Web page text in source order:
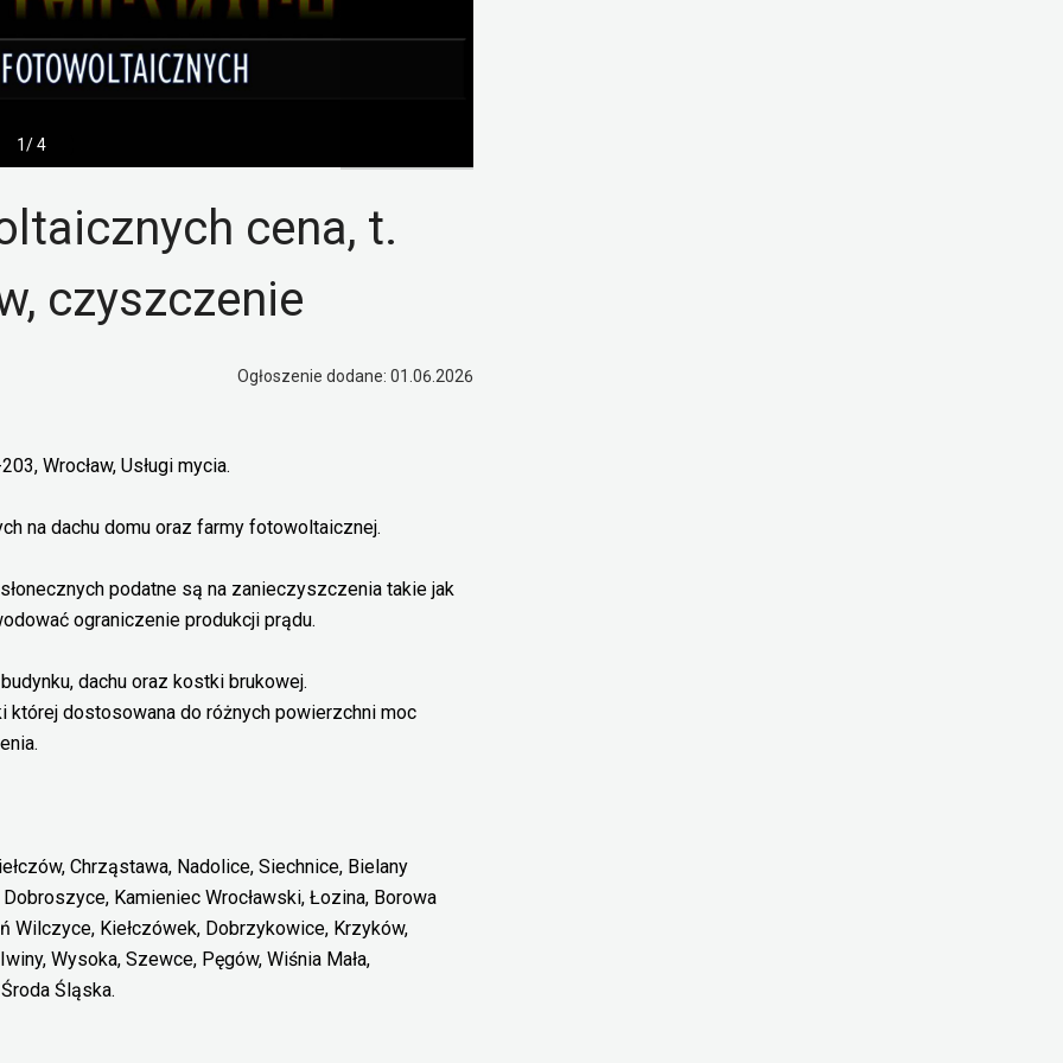
1/ 4
cena, t.
czyszczenie
Ogłoszenie dodane: 01.06.2026
Wrocław, Usługi mycia.
na dachu domu oraz farmy fotowoltaicznej.
podatne są na zanieczyszczenia takie jak
ograniczenie produkcji prądu.
dachu oraz kostki brukowej.
której dostosowana do różnych powierzchni moc
Chrząstawa, Nadolice, Siechnice, Bielany
Kamieniec Wrocławski, Łozina, Borowa
Wilczyce, Kiełczówek, Dobrzykowice, Krzyków,
Wysoka, Szewce, Pęgów, Wiśnia Mała,
Śląska.